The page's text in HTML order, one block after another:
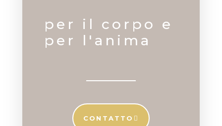
per il corpo e
per l'anima
CONTATTO